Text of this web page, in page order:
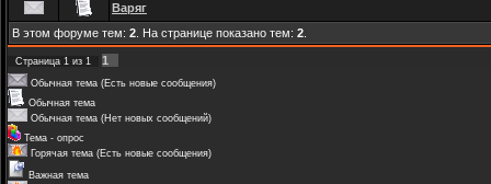
Варяг
В этом форуме тем: 2 . На странице показано тем: 2
Страница 1 из 1 1
Обычная тема (Есть новые сообщения)
Обычная тема
Обычная тема (Нет новых сообщений)
Тема - опрос
Горячая тема (Есть новые сообщения)
Важная тема